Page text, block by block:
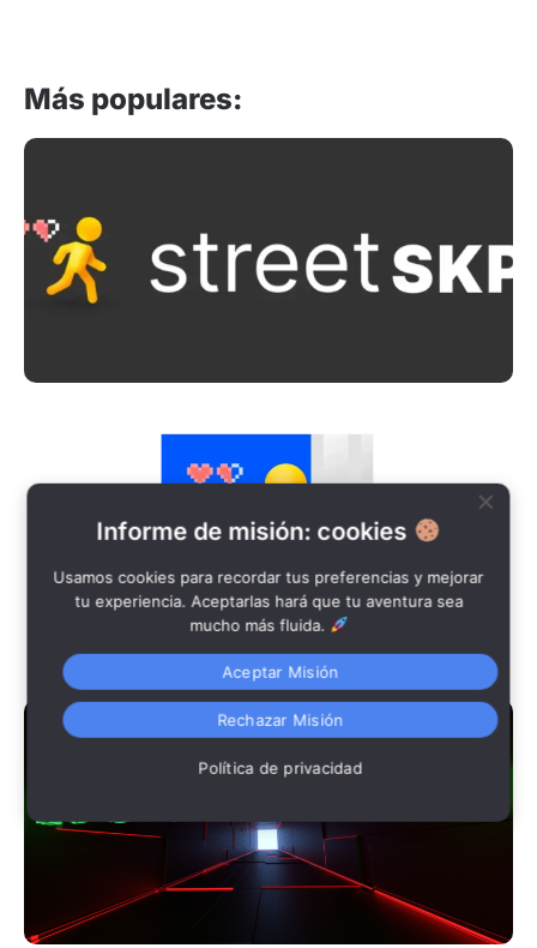
Más populares:
Informe de misión: cookies
Usamos cookies para recordar tus preferencias y mejorar
tu experiencia. Aceptarlas hará que tu aventura sea
mucho más fluida.
Aceptar Misión
Rechazar Misión
Política de privacidad